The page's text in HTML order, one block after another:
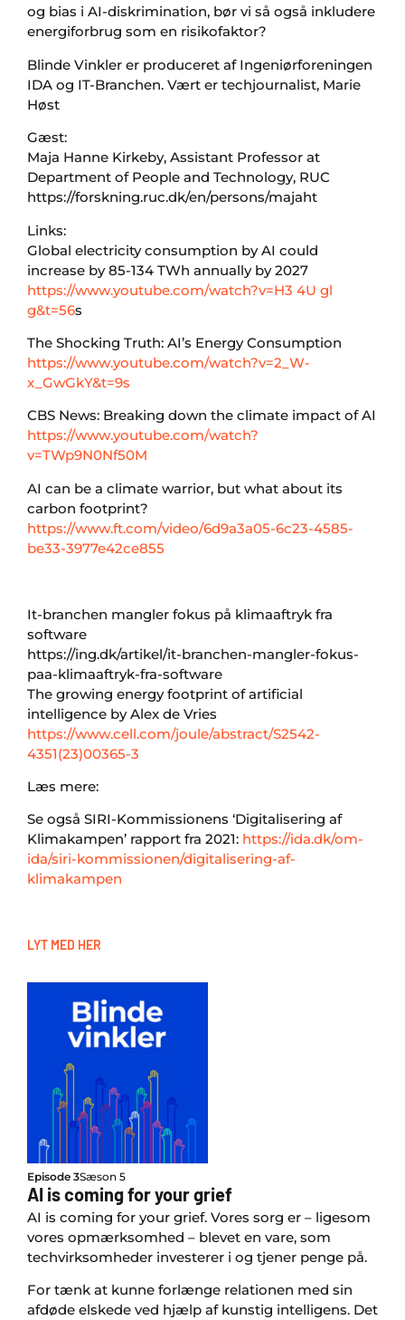
og bias i AI-diskrimination, bør vi så også inkludere
energiforbrug som en risikofaktor?
Blinde Vinkler er produceret af Ingeniørforeningen
IDA og IT-Branchen. Vært er techjournalist, Marie
Høst
Gæst:
Maja Hanne Kirkeby, Assistant Professor at
Department of People and Technology, RUC
https://forskning.ruc.dk/en/persons/majaht
Links:
Global electricity consumption by AI could
increase by 85-134 TWh annually by 2027
https://www.youtube.com/watch?v=H3 4U gl
g&t=56s
The Shocking Truth: AI’s Energy Consumption
https://www.youtube.com/watch?v=2_W-
x_GwGkY&t=9s
CBS News: Breaking down the climate impact of AI
https://www.youtube.com/watch?
v=TWp9N0Nf50M
AI can be a climate warrior, but what about its
carbon footprint?
https://www.ft.com/video/6d9a3a05-6c23-4585-
be33-3977e42ce855
It-branchen mangler fokus på klimaaftryk fra
software
https://ing.dk/artikel/it-branchen-mangler-fokus-
paa-klimaaftryk-fra-software
The growing energy footprint of artificial
intelligence by Alex de Vries
https://www.cell.com/joule/abstract/S2542-
4351(23)00365-3
Læs mere:
Se også SIRI-Kommissionens ‘Digitalisering af
Klimakampen’ rapport fra 2021: https://ida.dk/om-
ida/siri-kommissionen/digitalisering-af-
klimakampen
LYT MED HER
Episode 3Sæson 5
AI is coming for your grief
AI is coming for your grief. Vores sorg er – ligesom
vores opmærksomhed – blevet en vare, som
techvirksomheder investerer i og tjener penge på.
For tænk at kunne forlænge relationen med sin
afdøde elskede ved hjælp af kunstig intelligens. Det